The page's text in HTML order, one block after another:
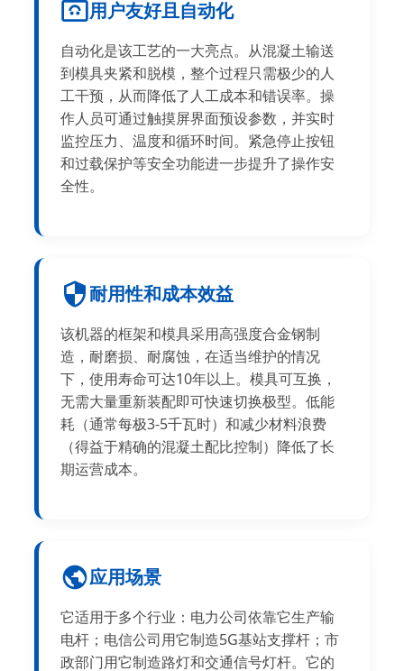
用户友好且自动化
自动化是该工艺的一大亮点。从混凝土输送
到模具夹紧和脱模，整个过程只需极少的人
工干预，从而降低了人工成本和错误率。操
作人员可通过触摸屏界面预设参数，并实时
监控压力、温度和循环时间。紧急停止按钮
和过载保护等安全功能进一步提升了操作安
全性。
耐用性和成本效益
该机器的框架和模具采用高强度合金钢制
造，耐磨损、耐腐蚀，在适当维护的情况
下，使用寿命可达10年以上。模具可互换，
无需大量重新装配即可快速切换极型。低能
耗（通常每极3-5千瓦时）和减少材料浪费
（得益于精确的混凝土配比控制）降低了长
期运营成本。
应用场景
它适用于多个行业：电力公司依靠它生产输
电杆；电信公司用它制造5G基站支撑杆；市
政部门用它制造路灯和交通信号灯杆。它的